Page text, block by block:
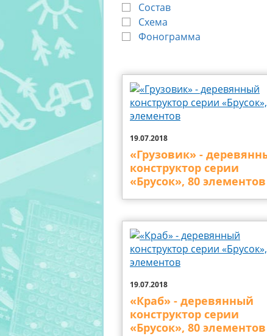
Состав
Схема
Фонограмма
19.07.2018
«Грузовик» -
конструктор серии
«Брусок», 80 элементов
19.07.2018
«Краб» - деревянный
конструктор серии
«Брусок», 80 элементов